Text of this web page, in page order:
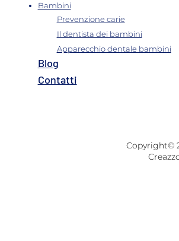
Bambini
Prevenzione carie
Il dentista dei bambini
Apparecchio dentale bambini
Blog
Contatti​
Copyright©